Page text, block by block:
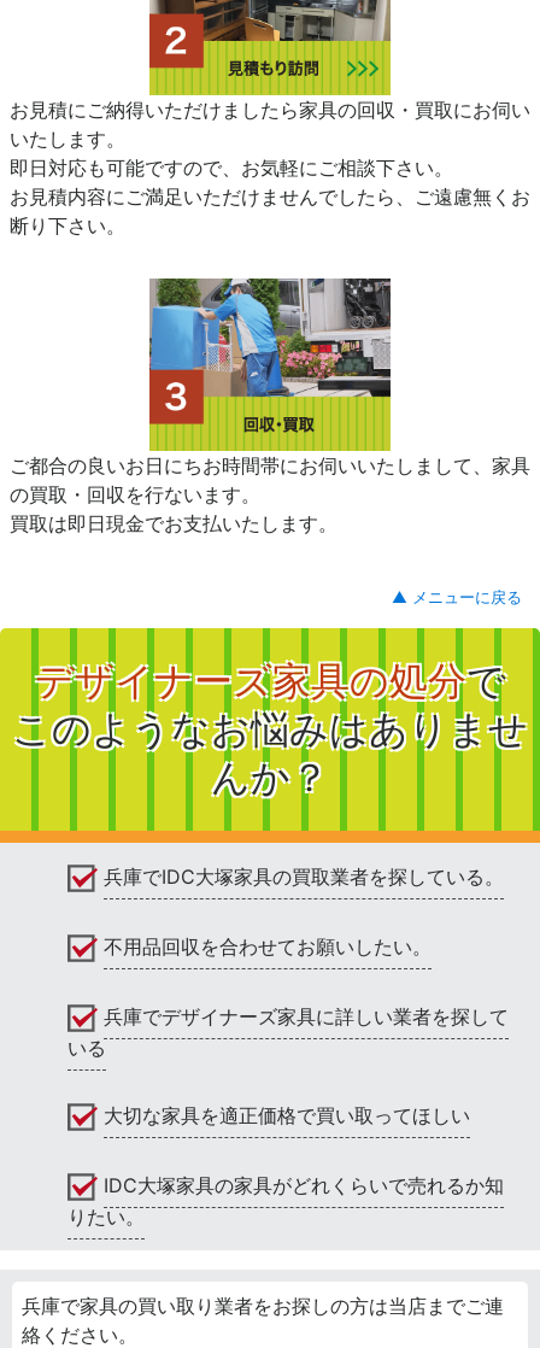
お見積にご納得いただけましたら家具の回収・買取にお伺い
いたします。
即日対応も可能ですので、お気軽にご相談下さい。
お見積内容にご満足いただけませんでしたら、ご遠慮無くお
断り下さい。
ご都合の良いお日にちお時間帯にお伺いいたしまして、家具
の買取・回収を行ないます。
買取は即日現金でお支払いたします。
▲ メニューに戻る
デザイナーズ家具の処分で
このようなお悩みはありませ
んか？
兵庫でIDC大塚家具の買取業者を探している。
不用品回収を合わせてお願いしたい。
兵庫でデザイナーズ家具に詳しい業者を探して
いる
大切な家具を適正価格で買い取ってほしい
IDC大塚家具の家具がどれくらいで売れるか知
りたい。
兵庫で家具の買い取り業者をお探しの方は当店までご連
絡ください。